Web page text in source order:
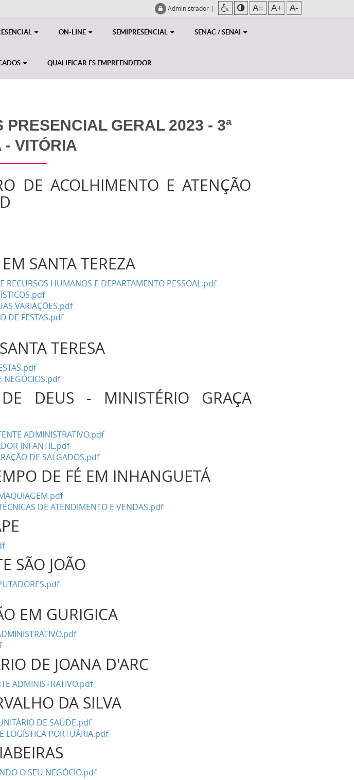
Administrador | A= A+ A-
ON-LINE SEMIPRESENCIAL SENAC / SENAI
QUALIFICAR ES EMPREENDEDOR
GERAL 2023 - 3ª
- VITÓRIA
DE ACOLHIMENTO E ATENÇÃO
SANTA TEREZA
RECURSOS HUMANOS E DEPARTAMENTO PESSOAL.pdf
VARIAÇÕES.pdf
DE FESTAS.pdf
TERESA
NEGÓCIOS.pdf
DEUS - MINISTÉRIO GRAÇA
ADMINISTRATIVO.pdf
INFANTIL.pdf
DE SALGADOS.pdf
DE FÉ EM INHANGUETÁ
DE ATENDIMENTO E VENDAS.pdf
SÃO JOÃO
EM GURIGICA
DE JOANA D'ARC
ADMINISTRATIVO.pdf
DA SILVA
DE SAÚDE.pdf
LOGÍSTICA PORTUÁRIA.pdf
O SEU NEGÓCIO.pdf